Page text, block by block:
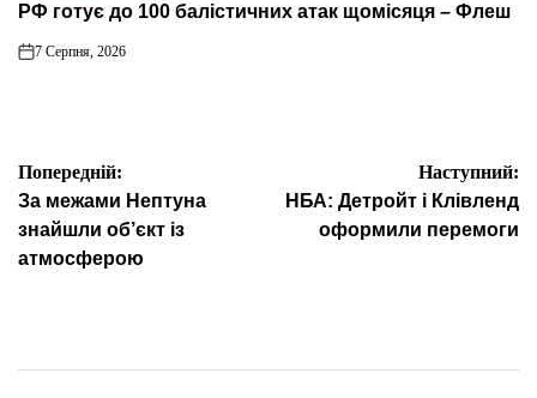
У
РФ готує до 100 балістичних атак щомісяця – Флеш
on
7 Серпня, 2026
Навігація
записів
Попередній:
За межами Нептуна
знайшли об’єкт із
атмосферою
Наступний:
НБА: Детройт і Клівленд
оформили перемоги